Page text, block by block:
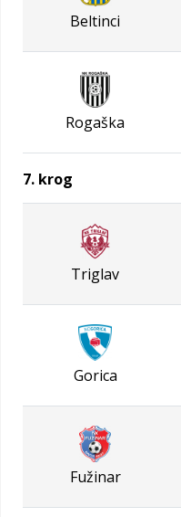
Beltinci
Rogaška
7. krog
Triglav
Gorica
Fužinar